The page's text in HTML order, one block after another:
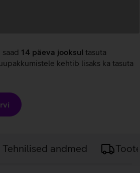
14 päeva jooksul tasuta
kehtib lisaks ka tasuta
Tehnilised andmed